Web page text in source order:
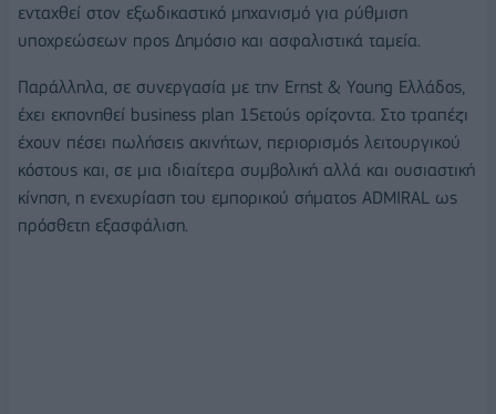
ενταχθεί στον εξωδικαστικό μηχανισμό για ρύθμιση
υποχρεώσεων προς Δημόσιο και ασφαλιστικά ταμεία.
Παράλληλα, σε συνεργασία με την Ernst & Young Ελλάδος,
έχει εκπονηθεί business plan 15ετούς ορίζοντα. Στο τραπέζι
έχουν πέσει πωλήσεις ακινήτων, περιορισμός λειτουργικού
κόστους και, σε μια ιδιαίτερα συμβολική αλλά και ουσιαστική
κίνηση, η ενεχυρίαση του εμπορικού σήματος ADMIRAL ως
πρόσθετη εξασφάλιση.